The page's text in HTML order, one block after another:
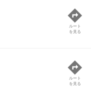
ルート
を見る
ルート
を見る